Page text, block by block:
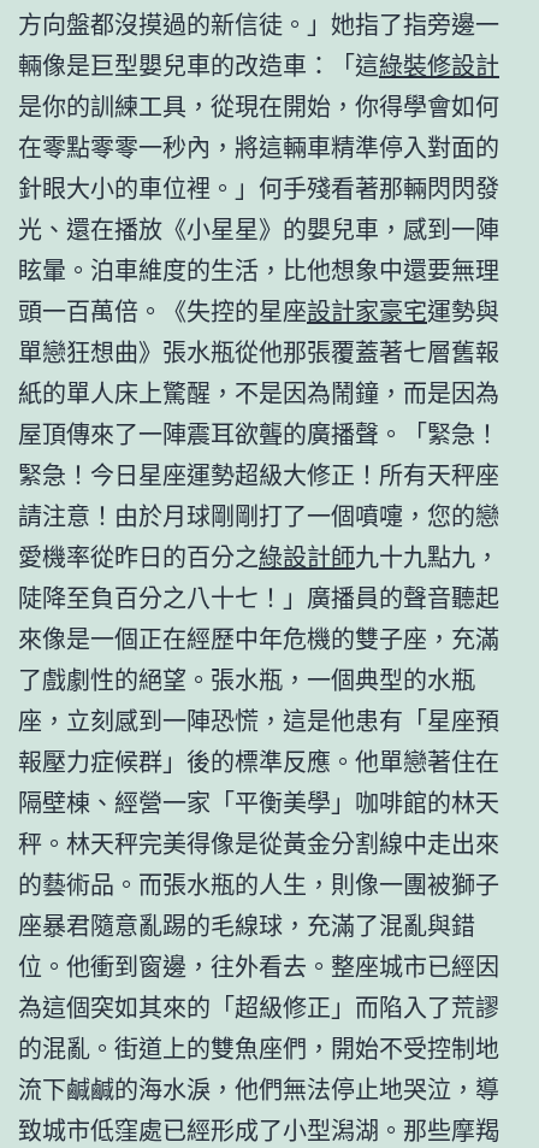
方向盤都沒摸過的新信徒。」她指了指旁邊一
輛像是巨型嬰兒車的改造車：「這綠裝修設計
是你的訓練工具，從現在開始，你得學會如何
在零點零零一秒內，將這輛車精準停入對面的
針眼大小的車位裡。」何手殘看著那輛閃閃發
光、還在播放《小星星》的嬰兒車，感到一陣
眩暈。泊車維度的生活，比他想象中還要無理
頭一百萬倍。《失控的星座設計家豪宅運勢與
單戀狂想曲》張水瓶從他那張覆蓋著七層舊報
紙的單人床上驚醒，不是因為鬧鐘，而是因為
屋頂傳來了一陣震耳欲聾的廣播聲。「緊急！
緊急！今日星座運勢超級大修正！所有天秤座
請注意！由於月球剛剛打了一個噴嚏，您的戀
愛機率從昨日的百分之綠設計師九十九點九，
陡降至負百分之八十七！」廣播員的聲音聽起
來像是一個正在經歷中年危機的雙子座，充滿
了戲劇性的絕望。張水瓶，一個典型的水瓶
座，立刻感到一陣恐慌，這是他患有「星座預
報壓力症候群」後的標準反應。他單戀著住在
隔壁棟、經營一家「平衡美學」咖啡館的林天
秤。林天秤完美得像是從黃金分割線中走出來
的藝術品。而張水瓶的人生，則像一團被獅子
座暴君隨意亂踢的毛線球，充滿了混亂與錯
位。他衝到窗邊，往外看去。整座城市已經因
為這個突如其來的「超級修正」而陷入了荒謬
的混亂。街道上的雙魚座們，開始不受控制地
流下鹹鹹的海水淚，他們無法停止地哭泣，導
致城市低窪處已經形成了小型潟湖。那些摩羯